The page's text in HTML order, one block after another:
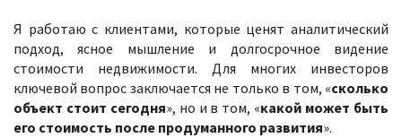
Я работаю с клиентами, которые ценят аналитический
подход, ясное мышление и долгосрочное видение
стоимости недвижимости. Для многих инвесторов
ключевой вопрос заключается не только в том, «сколько
объект стоит сегодня», но и в том, «какой может быть
его стоимость после продуманного развития».